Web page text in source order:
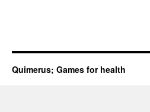
Quimerus; Games for health